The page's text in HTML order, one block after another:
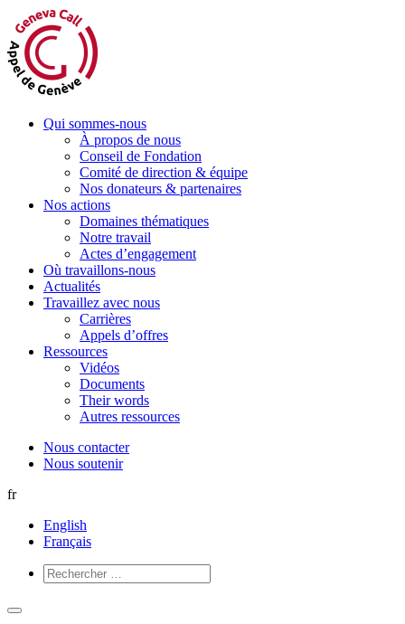
Aller
au
contenu
Qui sommes-nous
À propos de nous
Conseil de Fondation
Comité de direction & équipe
Nos donateurs & partenaires
Nos actions
Domaines thématiques
Notre travail
Actes d’engagement
Où travaillons-nous
Actualités
Travaillez avec nous
Carrières
Appels d’offres
Ressources
Vidéos
Documents
Their words
Autres ressources
Nous contacter
Nous soutenir
fr
English
Français
Ouvrir
Fermer